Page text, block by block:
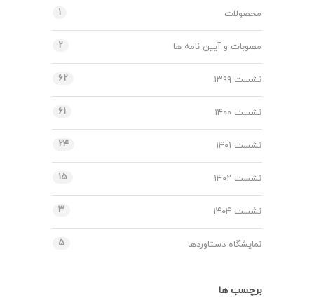
محصولات ۱
مصوبات و آیین نامه ها ۲
نشست ۱۳۹۹ ۶۲
نشست ۱۴۰۰ ۶۱
نشست ۱۴۰۱ ۲۴
نشست ۱۴۰۲ ۱۵
نشست ۱۴۰۴ ۳
نمایشگاه دستاوردها ۵
برچسب ها